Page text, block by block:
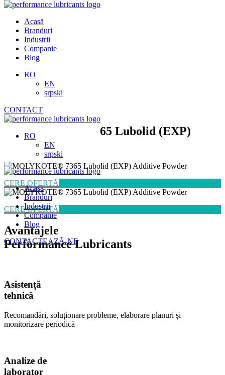
Skip
contentAcasă
Branduri
Industrii
Companie
Blog
RO
EN
srpski
CONTACT
RO
EN
srpski
Acasă
Branduri
Industrii
Companie
Blog
CONTACTEAZĂ-NE
MOLYKOTE® 7365 Lubolid (EXP)
Additive Powder
CERE OFERTĂ
CERE OFERTĂ
Avantajele
Performance Lubricants
Asistență
tehnică
Recomandări, soluționare probleme, elaborare planuri și
monitorizare periodică
Analize de
laborator